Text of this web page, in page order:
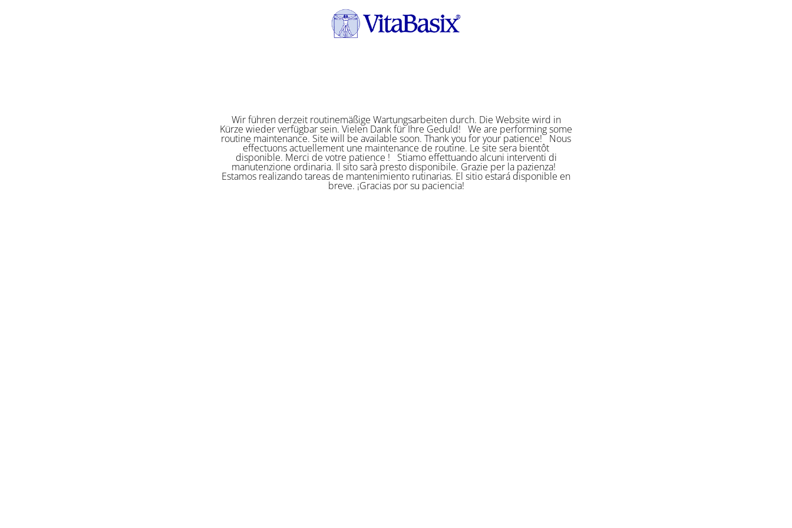
Wir führen derzeit routinemäßige Wartungsarbeiten durch. Die Website wird in
Kürze wieder verfügbar sein. Vielen Dank für Ihre Geduld! We are performing some
routine maintenance. Site will be available soon. Thank you for your patience! Nous
effectuons actuellement une maintenance de routine. Le site sera bientôt
disponible. Merci de votre patience ! Stiamo effettuando alcuni interventi di
manutenzione ordinaria. Il sito sarà presto disponibile. Grazie per la pazienza!
Estamos realizando tareas de mantenimiento rutinarias. El sitio estará disponible en
breve. ¡Gracias por su paciencia!